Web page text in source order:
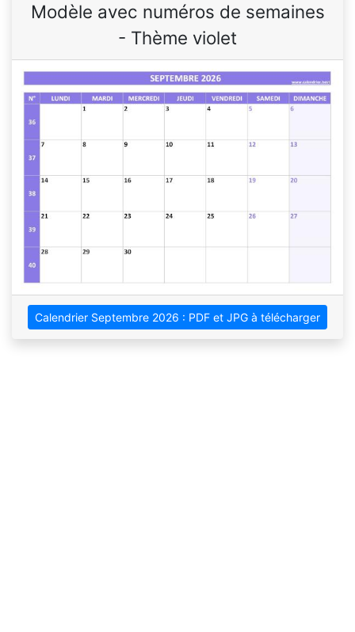
Modèle avec numéros de semaines
- Thème violet
Calendrier Septembre 2026 : PDF et JPG à télécharger